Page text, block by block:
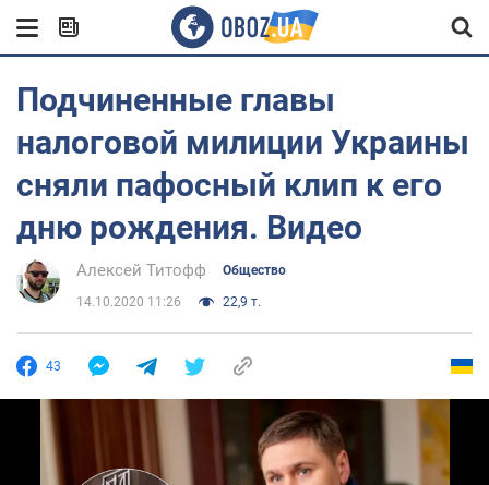
Подчиненные главы
налоговой милиции Украины
сняли пафосный клип к его
дню рождения. Видео
Алексей Титофф Общество
14.10.2020 11:26 22,9 т.
43